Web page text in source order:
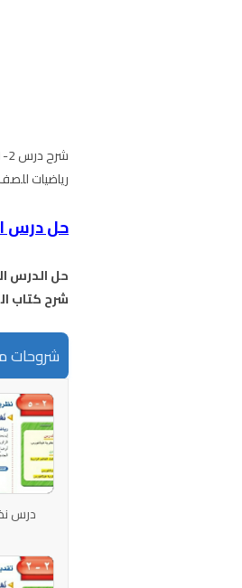
رياضيات للصف الثاني
حل درس
حل الدرس الأول 2-1 الجذور التربيعية
شرح كتاب
شروحات
درس